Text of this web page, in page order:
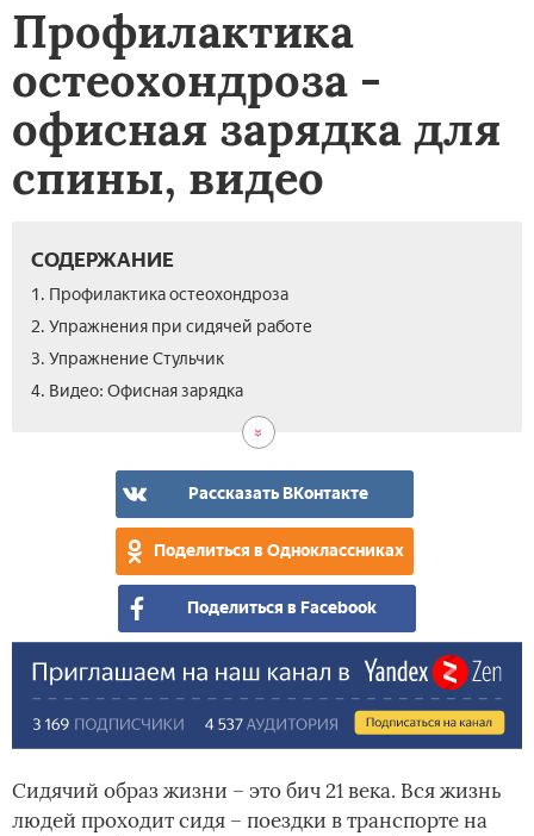
Профилактика
остеохондроза -
офисная зарядка для
спины, видео
СОДЕРЖАНИЕ
1. Профилактика остеохондроза
2. Упражнения при сидячей работе
3. Упражнение Стульчик
4. Видео: Офисная зарядка
Рассказать ВКонтакте
Поделиться в Одноклассниках
Поделиться в Facebook
Сидячий образ жизни – это бич 21 века. Вся жизнь
людей проходит сидя – поездки в транспорте на